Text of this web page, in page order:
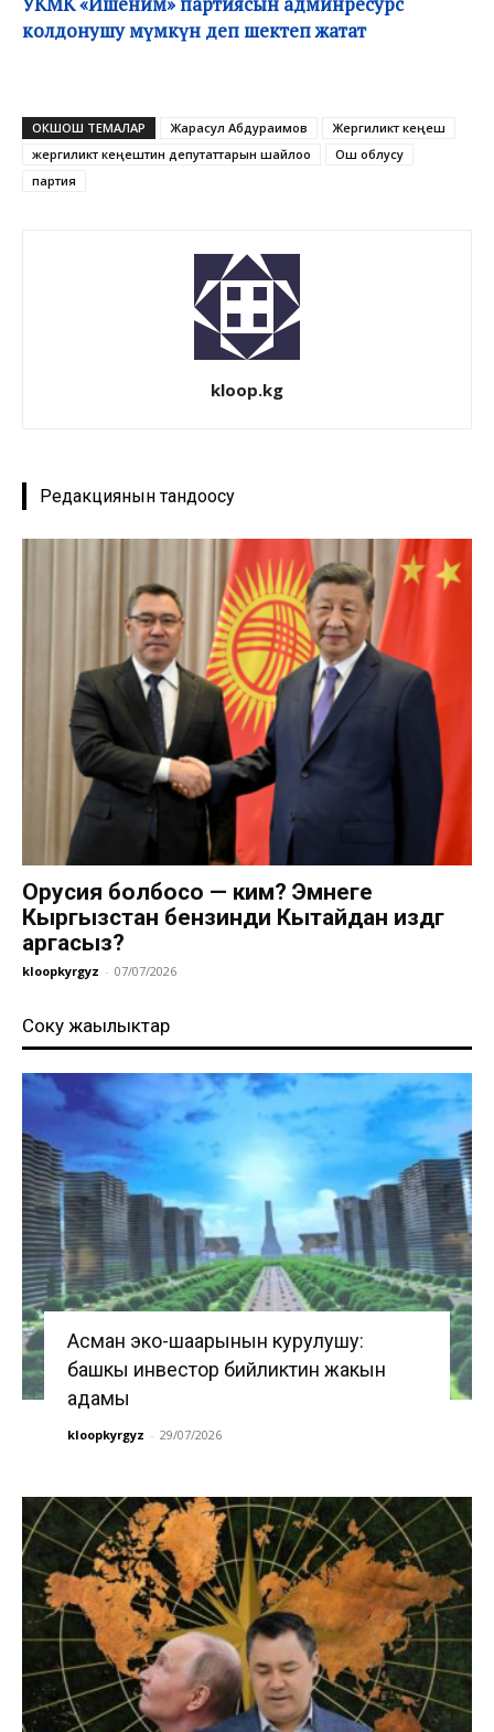
колдонушу мүмкүн деп шектеп жатат
ОКШОШ ТЕМАЛАР Жарасул Абдураимов
Жергиликтүү кеңеш
жергиликтүү кеңештин депутаттарын шайлоо
Ош облусу
партия
kloop.kg
Редакциянын тандоосу
Орусия болбосо — ким? Эмнеге
Кыргызстан бензинди Кытайдан издөөгө
аргасыз?
kloopkyrgyz - 07/07/2026
Соңку жаңылыктар
Асман эко-шаарынын курулушу:
башкы инвестор бийликтин жакын
адамы
kloopkyrgyz - 29/07/2026